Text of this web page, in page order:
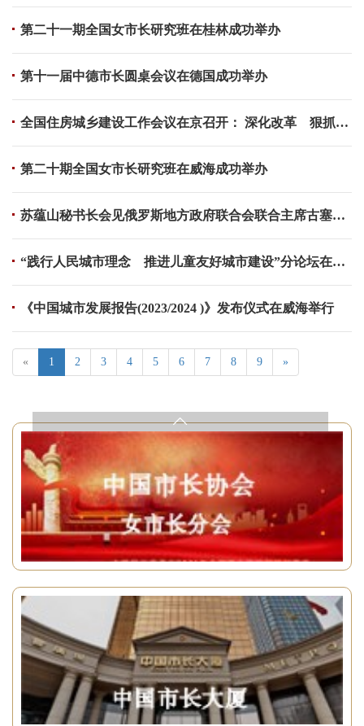
第二十一期全国女市长研究班在桂林成功举办
第十一届中德市长圆桌会议在德国成功举办
全国住房城乡建设工作会议在京召开： 深化改革 狠抓落实 奋力推进住房城乡建设事业高质量发展
第二十期全国女市长研究班在威海成功举办
苏蕴山秘书长会见俄罗斯地方政府联合会联合主席古塞娃一行
“践行人民城市理念 推进儿童友好城市建设”分论坛在威海举办
《中国城市发展报告(2023/2024 )》发布仪式在威海举行
« 1 2 3 4 5 6 7 8 9 »